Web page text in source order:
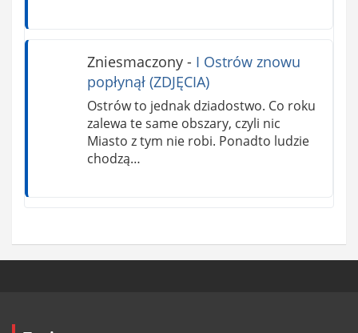
Zniesmaczony- I Ostrów znowu
popłynął (ZDJĘCIA)
Ostrów to jednak dziadostwo. Co roku
zalewa te same obszary, czyli nic
Miasto z tym nie robi. Ponadto ludzie
chodzą…